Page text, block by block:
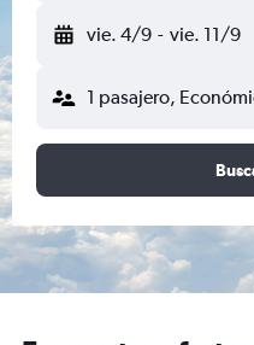
vie. 4/9 - vie. 11/9
1 pasajero,